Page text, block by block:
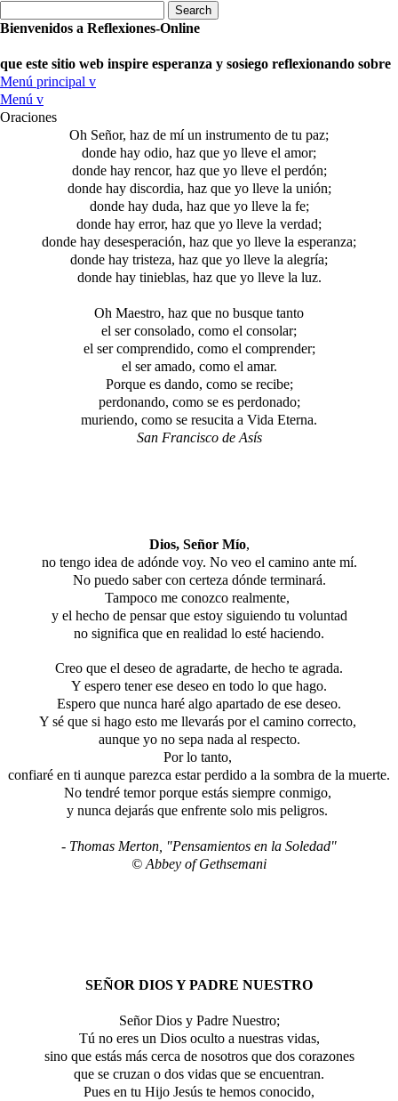
Bienvenidos a Reflexiones-Online
que este sitio web inspire esperanza y sosiego reflexionando sobre
Menú principal v
Menú v
Oraciones
Oh Señor, haz de mí un instrumento de tu paz;
donde hay odio, haz que yo lleve el amor;
donde hay rencor, haz que yo lleve el perdón;
donde hay discordia, haz que yo lleve la unión;
donde hay duda, haz que yo lleve la fe;
donde hay error, haz que yo lleve la verdad;
donde hay desesperación, haz que yo lleve la esperanza;
donde hay tristeza, haz que yo lleve la alegría;
donde hay tinieblas, haz que yo lleve la luz.
Oh Maestro, haz que no busque tanto
el ser consolado, como el consolar;
el ser comprendido, como el comprender;
el ser amado, como el amar.
Porque es dando, como se recibe;
perdonando, como se es perdonado;
muriendo, como se resucita a Vida Eterna.
San Francisco de Asís
Dios, Señor Mío,
no tengo idea de adónde voy. No veo el camino ante mí.
No puedo saber con certeza dónde terminará.
Tampoco me conozco realmente,
y el hecho de pensar que estoy siguiendo tu voluntad
no significa que en realidad lo esté haciendo.
Creo que el deseo de agradarte, de hecho te agrada.
Y espero tener ese deseo en todo lo que hago.
Espero que nunca haré algo apartado de ese deseo.
Y sé que si hago esto me llevarás por el camino correcto,
aunque yo no sepa nada al respecto.
Por lo tanto,
confiaré en ti aunque parezca estar perdido a la sombra de la muerte.
No tendré temor porque estás siempre conmigo,
y nunca dejarás que enfrente solo mis peligros.
- Thomas Merton, "Pensamientos en la Soledad"
© Abbey of Gethsemani
SEÑOR DIOS Y PADRE NUESTRO
Señor Dios y Padre Nuestro;
Tú no eres un Dios oculto a nuestras vidas,
sino que estás más cerca de nosotros que dos corazones
que se cruzan o dos vidas que se encuentran.
Pues en tu Hijo Jesús te hemos conocido,